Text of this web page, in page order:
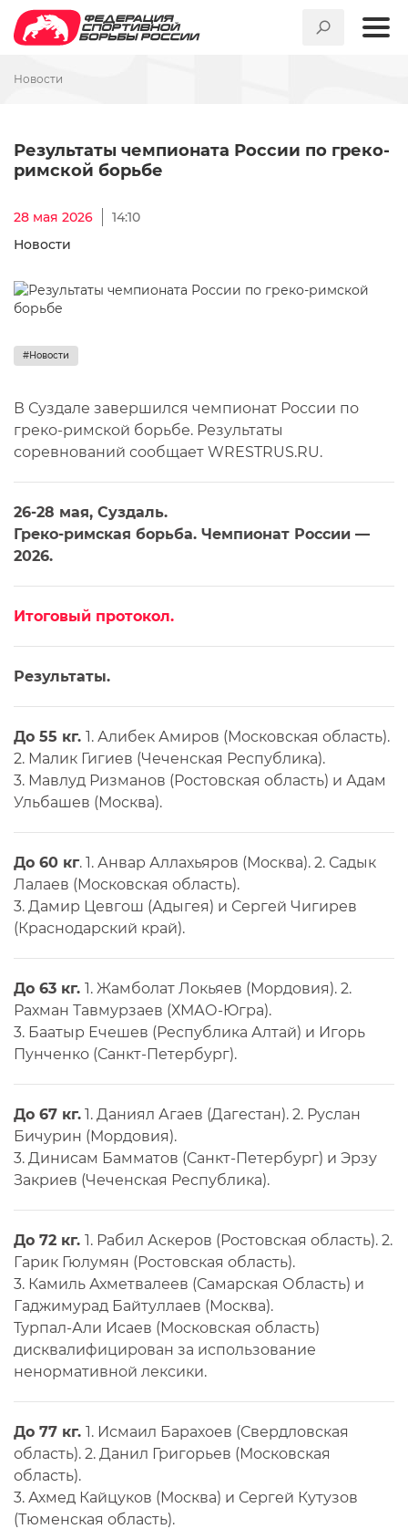
Новости
Результаты чемпионата России по греко-
римской борьбе
28 мая 2026
14:10
Новости
#Новости
В Суздале завершился чемпионат России по
греко-римской борьбе. Результаты
соревнований сообщает WRESTRUS.RU.
26-28 мая, Суздаль.
Греко-римская борьба. Чемпионат России —
2026.
Итоговый протокол.
Результаты.
До 55 кг. 1. Алибек Амиров (Московская область).
2. Малик Гигиев (Чеченская Республика).
3. Мавлуд Ризманов (Ростовская область) и Адам
Ульбашев (Москва).
До 60 кг. 1. Анвар Аллахьяров (Москва). 2. Садык
Лалаев (Московская область).
3. Дамир Цевгош (Адыгея) и Сергей Чигирев
(Краснодарский край).
До 63 кг. 1. Жамболат Локьяев (Мордовия). 2.
Рахман Тавмурзаев (ХМАО-Югра).
3. Баатыр Ечешев (Республика Алтай) и Игорь
Пунченко (Санкт-Петербург).
До 67 кг. 1. Даниял Агаев (Дагестан). 2. Руслан
Бичурин (Мордовия).
3. Динисам Бамматов (Санкт-Петербург) и Эрзу
Закриев (Чеченская Республика).
До 72 кг. 1. Рабил Аскеров (Ростовская область). 2.
Гарик Гюлумян (Ростовская область).
3. Камиль Ахметвалеев (Самарская Область) и
Гаджимурад Байтуллаев (Москва).
Турпал-Али Исаев (Московская область)
дисквалифицирован за использование
ненормативной лексики.
До 77 кг. 1. Исмаил Барахоев (Свердловская
область). 2. Данил Григорьев (Московская
область).
3. Ахмед Кайцуков (Москва) и Сергей Кутузов
(Тюменская область).